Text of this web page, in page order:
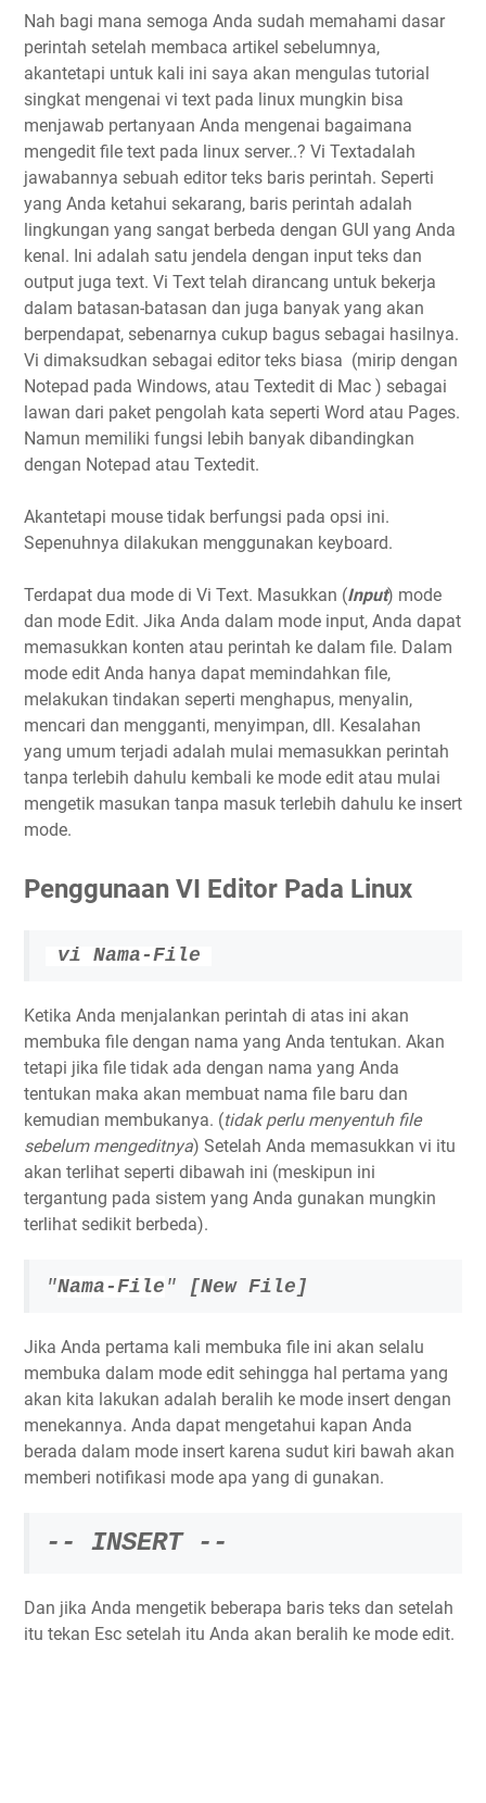
Nah bagi mana semoga Anda sudah memahami dasar
perintah setelah membaca artikel sebelumnya,
akantetapi untuk kali ini saya akan mengulas tutorial
singkat mengenai vi text pada linux mungkin bisa
menjawab pertanyaan Anda mengenai bagaimana
mengedit file text pada linux server..? Vi Textadalah
jawabannya sebuah editor teks baris perintah. Seperti
yang Anda ketahui sekarang, baris perintah adalah
lingkungan yang sangat berbeda dengan GUI yang Anda
kenal. Ini adalah satu jendela dengan input teks dan
output juga text. Vi Text telah dirancang untuk bekerja
dalam batasan-batasan dan juga banyak yang akan
berpendapat, sebenarnya cukup bagus sebagai hasilnya.
Vi dimaksudkan sebagai editor teks biasa (mirip dengan
Notepad pada Windows, atau Textedit di Mac ) sebagai
lawan dari paket pengolah kata seperti Word atau Pages.
Namun memiliki fungsi lebih banyak dibandingkan
dengan Notepad atau Textedit.
Akantetapi mouse tidak berfungsi pada opsi ini.
Sepenuhnya dilakukan menggunakan keyboard.
Terdapat dua mode di Vi Text. Masukkan (Input) mode
dan mode Edit. Jika Anda dalam mode input, Anda dapat
memasukkan konten atau perintah ke dalam file. Dalam
mode edit Anda hanya dapat memindahkan file,
melakukan tindakan seperti menghapus, menyalin,
mencari dan mengganti, menyimpan, dll. Kesalahan
yang umum terjadi adalah mulai memasukkan perintah
tanpa terlebih dahulu kembali ke mode edit atau mulai
mengetik masukan tanpa masuk terlebih dahulu ke insert
mode.
Penggunaan VI Editor Pada Linux
vi Nama-File
Ketika Anda menjalankan perintah di atas ini akan
membuka file dengan nama yang Anda tentukan. Akan
tetapi jika file tidak ada dengan nama yang Anda
tentukan maka akan membuat nama file baru dan
kemudian membukanya. (tidak perlu menyentuh file
sebelum mengeditnya) Setelah Anda memasukkan vi itu
akan terlihat seperti dibawah ini (meskipun ini
tergantung pada sistem yang Anda gunakan mungkin
terlihat sedikit berbeda).
"Nama-File " [New File]
Jika Anda pertama kali membuka file ini akan selalu
membuka dalam mode edit sehingga hal pertama yang
akan kita lakukan adalah beralih ke mode insert dengan
menekannya. Anda dapat mengetahui kapan Anda
berada dalam mode insert karena sudut kiri bawah akan
memberi notifikasi mode apa yang di gunakan.
-- INSERT --
Dan jika Anda mengetik beberapa baris teks dan setelah
itu tekan Esc setelah itu Anda akan beralih ke mode edit.